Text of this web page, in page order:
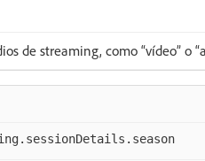
de streaming, como “vídeo” o